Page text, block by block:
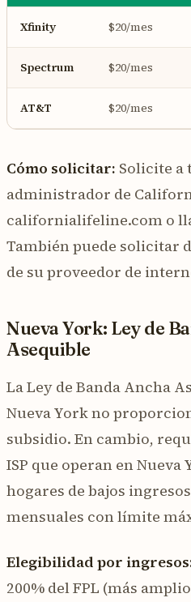
Xfinity $20/mes
Spectrum $20/mes
AT&T $20/mes
Cómo solicitar: Solicite a
administrador de
californialifeline.com o
También puede solicitar
de su proveedor de
Nueva York: Ley de
Asequible
La Ley de Banda Ancha
Nueva York no
subsidio. En cambio,
ISP que operan en Nueva
hogares de bajos
mensuales con límite
Elegibilidad por
200% del FPL (más